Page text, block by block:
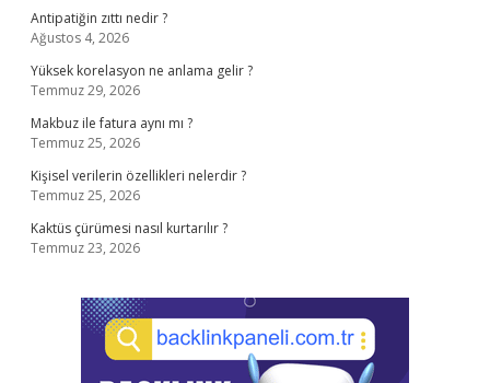
Antipatiğin zıttı nedir ?
Ağustos 4, 2026
Yüksek korelasyon ne anlama gelir ?
Temmuz 29, 2026
Makbuz ile fatura aynı mı ?
Temmuz 25, 2026
Kişisel verilerin özellikleri nelerdir ?
Temmuz 25, 2026
Kaktüs çürümesi nasıl kurtarılır ?
Temmuz 23, 2026